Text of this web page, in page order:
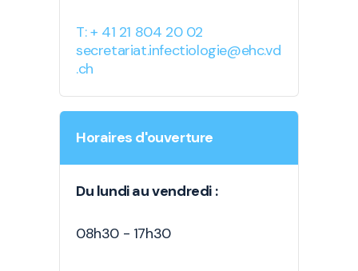
T: + 41 21 804 20 02
secretariat.infectiologie@ehc.vd
.ch
Horaires d'ouverture
Du lundi au vendredi :
08h30 - 17h30